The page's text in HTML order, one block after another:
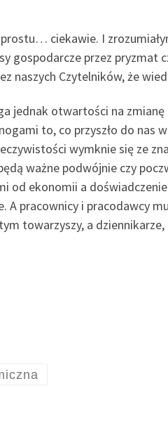
ciekawie. I
gospodarcze przez pryzmat
naszych Czytelników, że
jednak otwartości na
to, co przyszło do nas
wymknie się ze
ważne podwójnie czy
od ekonomii a
A pracownicy i pracodawcy
towarzyszy, a